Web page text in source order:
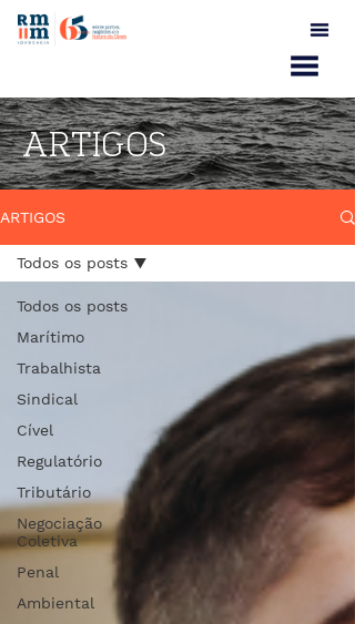
ARTIGOS
ARTIGOS
Todos os posts
Marítimo
Trabalhista
Sindical
Cível
Regulatório
Tributário
Negociação
Coletiva
Penal
Ambiental
Todos os posts